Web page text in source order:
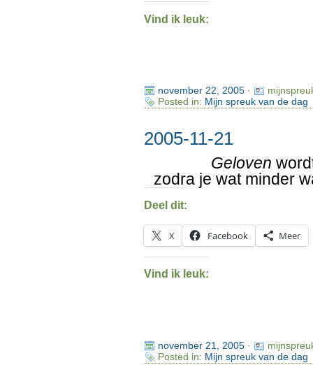
Vind ik leuk:
november 22, 2005·
Posted in: Mijn spreuk van de dag
2005-11-21
Geloven
zodra je wat minder
Deel dit:
X Facebook Meer
Vind ik leuk:
november 21, 2005·
Posted in: Mijn spreuk van de dag